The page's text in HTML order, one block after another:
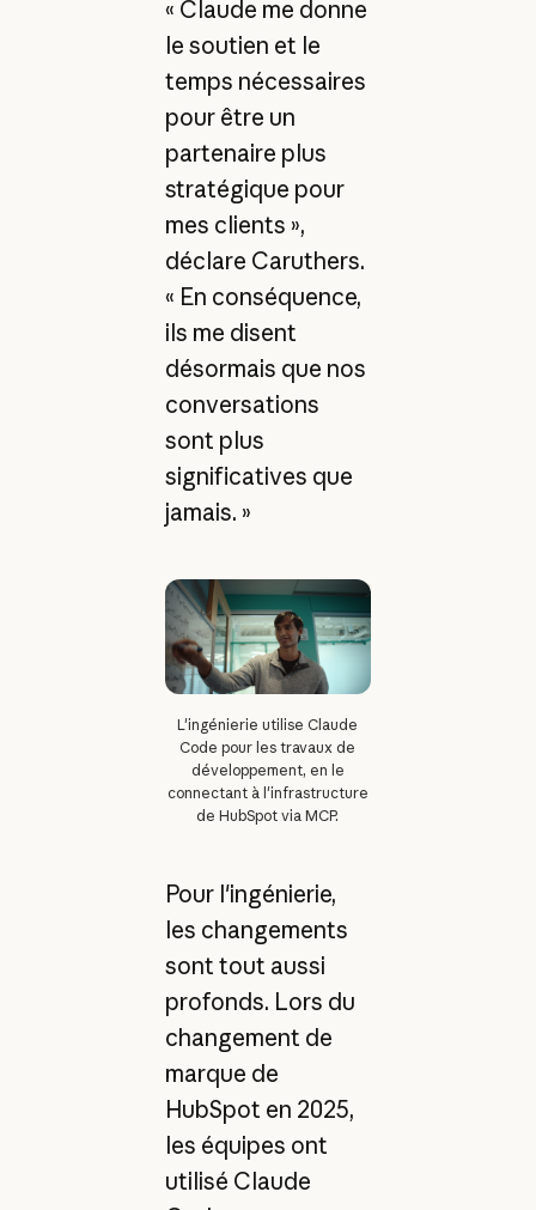
« Claude me donne
le soutien et le
temps nécessaires
pour être un
partenaire plus
stratégique pour
mes clients »,
déclare Caruthers.
« En conséquence,
ils me disent
désormais que nos
conversations
sont plus
significatives que
jamais. »
L'ingénierie utilise Claude
Code pour les travaux de
développement, en le
connectant à l'infrastructure
de HubSpot via MCP.
Pour l'ingénierie,
les changements
sont tout aussi
profonds. Lors du
changement de
marque de
HubSpot en 2025,
les équipes ont
utilisé Claude